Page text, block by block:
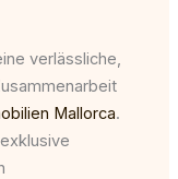
verlässliche,
Mallorca.